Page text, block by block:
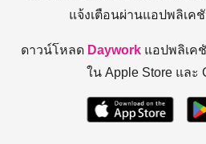
แจ้งเตือนผ่านแอปพลิเ
ดาวน์โหลด Daywork แอปพลิเค
ใน Apple Store และ